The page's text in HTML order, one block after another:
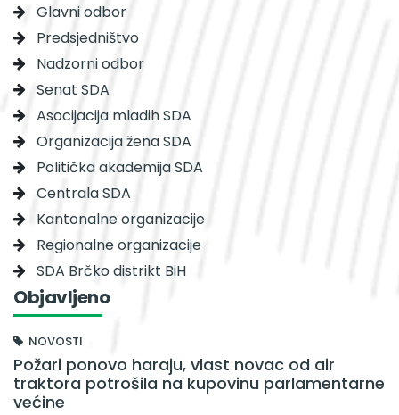
Glavni odbor
Predsjedništvo
Nadzorni odbor
Senat SDA
Asocijacija mladih SDA
Organizacija žena SDA
Politička akademija SDA
Centrala SDA
Kantonalne organizacije
Regionalne organizacije
SDA Brčko distrikt BiH
Objavljeno
NOVOSTI
Požari ponovo haraju, vlast novac od air
traktora potrošila na kupovinu parlamentarne
većine